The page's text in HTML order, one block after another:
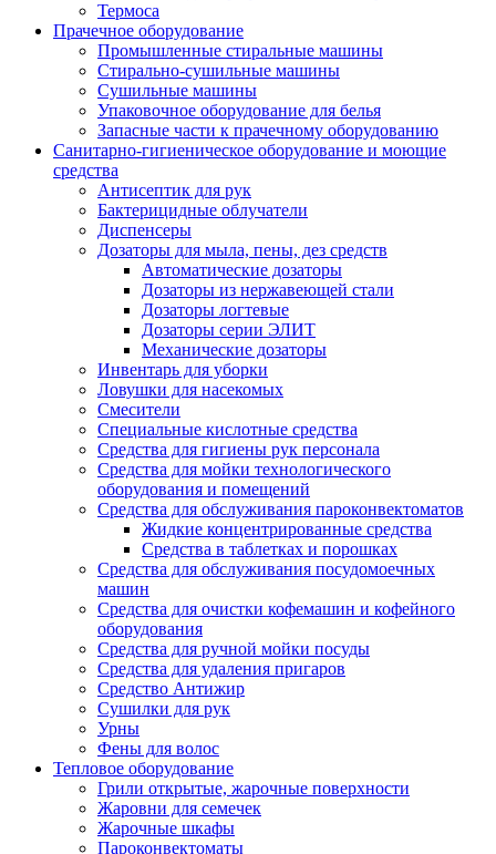
Термоса
Прачечное оборудование
Промышленные стиральные машины
Стирально-сушильные машины
Сушильные машины
Упаковочное оборудование для белья
Запасные части к прачечному оборудованию
Санитарно-гигиеническое оборудование и моющие
средства
Антисептик для рук
Бактерицидные облучатели
Диспенсеры
Дозаторы для мыла, пены, дез средств
Автоматические дозаторы
Дозаторы из нержавеющей стали
Дозаторы логтевые
Дозаторы серии ЭЛИТ
Механические дозаторы
Инвентарь для уборки
Ловушки для насекомых
Смесители
Специальные кислотные средства
Средства для гигиены рук персонала
Средства для мойки технологического
оборудования и помещений
Средства для обслуживания пароконвектоматов
Жидкие концентрированные средства
Средства в таблетках и порошках
Средства для обслуживания посудомоечных
машин
Средства для очистки кофемашин и кофейного
оборудования
Средства для ручной мойки посуды
Средства для удаления пригаров
Средство Антижир
Сушилки для рук
Урны
Фены для волос
Тепловое оборудование
Грили открытые, жарочные поверхности
Жаровни для семечек
Жарочные шкафы
Пароконвектоматы